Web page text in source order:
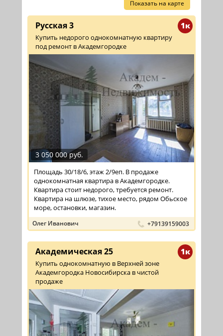
Показать на карте
1к
Русская 3
Купить недорого однокомнатную квартиру
под ремонт в Академгородке
3 050 000 руб.
Площадь 30/18/6, этаж 2/9еп. В продаже
однокомнатная квартира в Академгородке.
Квартира стоит недорого, требуется ремонт.
Квартира на шлюзе, тихое место, рядом Обьское
море, остановки, магазин.
Олег Иванович +79139159003
1к
Академическая 25
Купить однокомнатную в Верхней зоне
Академгородка Новосибирска в чистой
продаже